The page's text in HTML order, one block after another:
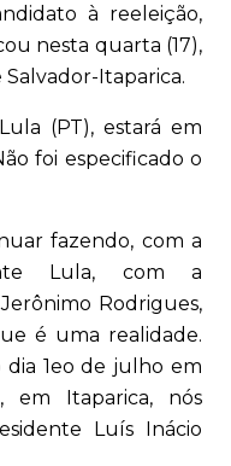
à reeleição,
nesta quarta (17),
Itaparica.
(PT), estará em
foi especificado o
fazendo, com a
Lula, com a
Rodrigues,
é uma realidade.
1eo de julho em
em Itaparica, nós
Luís Inácio